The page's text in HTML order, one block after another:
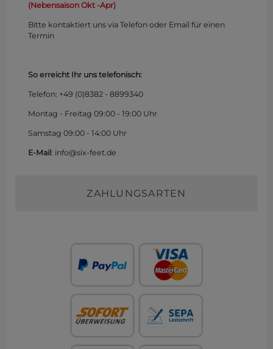
(Nebensaison Okt -Apr)
Bitte kontaktiert uns via Telefon oder Email für einen
Termin
So erreicht Ihr uns telefonisch:
Telefon: +49 (0)8382 - 8899340
Montag - Freitag 09:00 - 19:00 Uhr
Samstag 09:00 - 14:00 Uhr
E-Mail : info@six-feet.de
ZAHLUNGSARTEN